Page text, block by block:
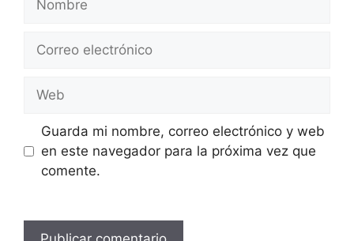
electrónico
Guarda mi nombre, correo electrónico y web
en este navegador para la próxima vez que
comente.